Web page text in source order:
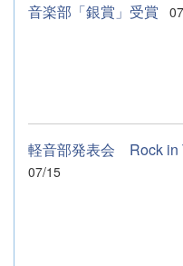
音楽部「銀賞」受賞
07/15